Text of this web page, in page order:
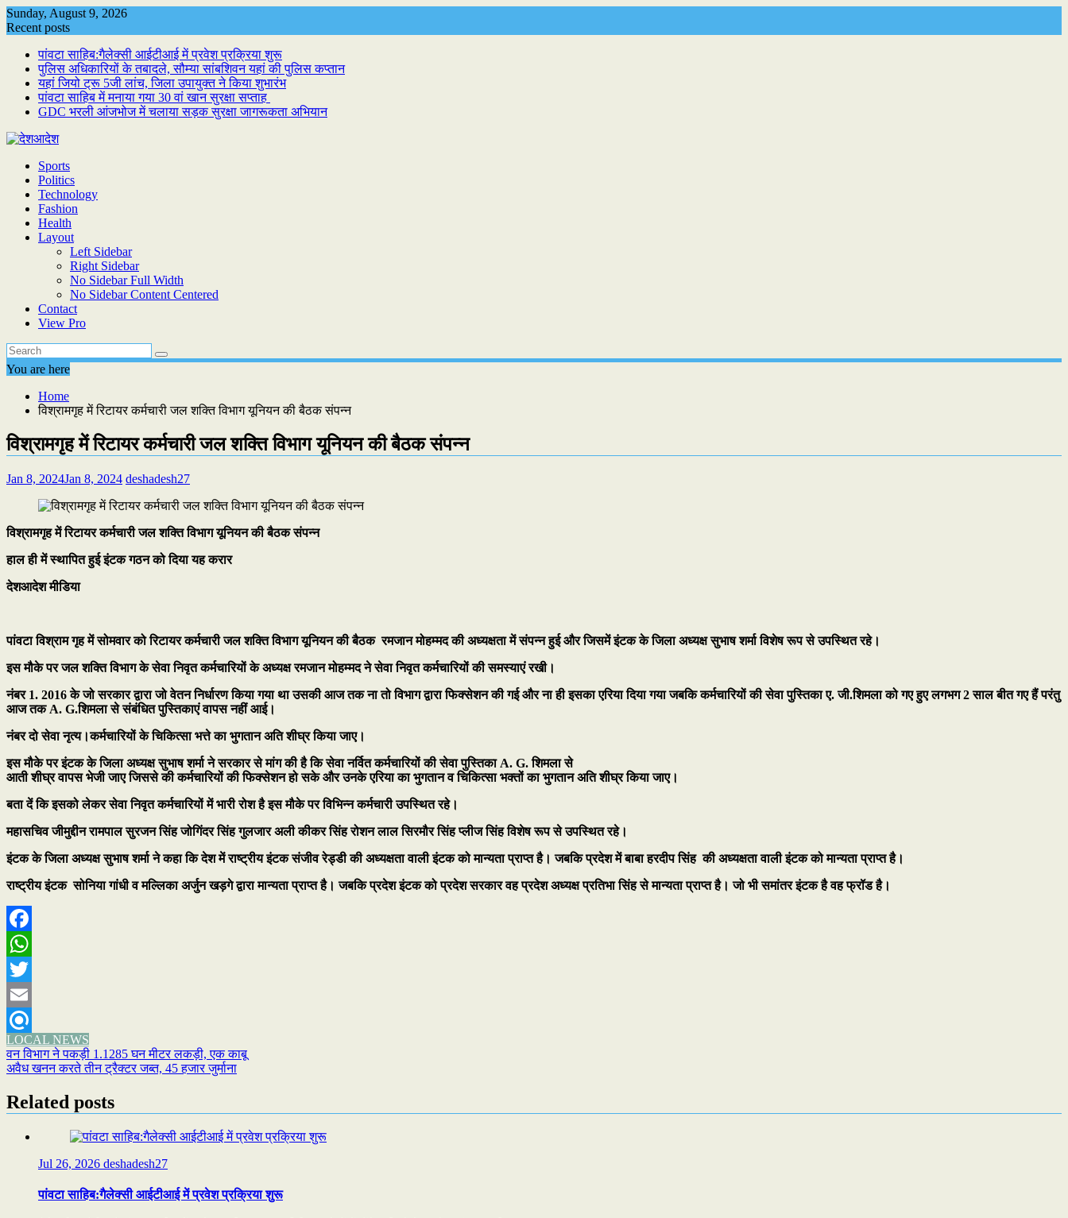
Skip
to
Sunday, August 9, 2026
Recent posts
पांवटा साहिब:गैलेक्सी आईटीआई में प्रवेश प्रक्रिया शुरू
पुलिस अधिकारियों के तबादले, सौम्या सांबशिवन यहां की पुलिस कप्तान
यहां जियो ट्रू 5जी लांच, जिला उपायुक्त ने किया शुभारंभ
पांवटा साहिब में मनाया गया 30 वां खान सुरक्षा सप्ताह
GDC भरली आंजभोज में चलाया सड़क सुरक्षा जागरूकता अभियान
Sports
Politics
Technology
Fashion
Health
Layout
Left Sidebar
Right Sidebar
No Sidebar Full Width
No Sidebar Content Centered
Contact
View Pro
You are here
Home
विश्रामगृह में रिटायर कर्मचारी जल शक्ति विभाग यूनियन की बैठक संपन्न
विश्रामगृह में रिटायर कर्मचारी जल शक्ति विभाग यूनियन की बैठक संपन्न
Jan 8, 2024Jan 8, 2024 deshadesh27
विश्रामगृह में रिटायर कर्मचारी जल शक्ति विभाग यूनियन की बैठक संपन्न
हाल ही में स्थापित हुई इंटक गठन को दिया यह करार
देशआदेश मीडिया
पांवटा विश्राम गृह में सोमवार को रिटायर कर्मचारी जल शक्ति विभाग यूनियन की बैठक रमजान मोहम्मद की अध्यक्षता में संपन्न हुई और जिसमें इंटक के जिला अध्यक्ष सुभाष शर्मा विशेष रूप से उपस्थित रहे।
इस मौके पर जल शक्ति विभाग के सेवा निवृत कर्मचारियों के अध्यक्ष रमजान मोहम्मद ने सेवा निवृत कर्मचारियों की समस्याएं रखी।
नंबर 1. 2016 के जो सरकार द्वारा जो वेतन निर्धारण किया गया था उसकी आज तक ना तो विभाग द्वारा फिक्सेशन की गई और ना ही इसका एरिया दिया गया जबकि कर्मचारियों की सेवा पुस्तिका ए. जी.शिमला को गए हुए लगभग 2 साल बीत गए हैं परंतु
आज तक A. G.शिमला से संबंधित पुस्तिकाएं वापस नहीं आई।
नंबर दो सेवा नृत्य।कर्मचारियों के चिकित्सा भत्ते का भुगतान अति शीघ्र किया जाए।
इस मौके पर इंटक के जिला अध्यक्ष सुभाष शर्मा ने सरकार से मांग की है कि सेवा नर्वित कर्मचारियों की सेवा पुस्तिका A. G. शिमला से
आती शीघ्र वापस भेजी जाए जिससे की कर्मचारियों की फिक्सेशन हो सके और उनके एरिया का भुगतान व चिकित्सा भक्तों का भुगतान अति शीघ्र किया जाए।
बता दें कि इसको लेकर सेवा निवृत कर्मचारियों में भारी रोश है इस मौके पर विभिन्न कर्मचारी उपस्थित रहे।
महासचिव जीमुद्दीन रामपाल सुरजन सिंह जोगिंदर सिंह गुलजार अली कीकर सिंह रोशन लाल सिरमौर सिंह प्लीज सिंह विशेष रूप से उपस्थित रहे।
इंटक के जिला अध्यक्ष सुभाष शर्मा ने कहा कि देश में राष्ट्रीय इंटक संजीव रेड्डी की अध्यक्षता वाली इंटक को मान्यता प्राप्त है। जबकि प्रदेश में बाबा हरदीप सिंह की अध्यक्षता वाली इंटक को मान्यता प्राप्त है।
राष्ट्रीय इंटक सोनिया गांधी व मल्लिका अर्जुन खड़गे द्वारा मान्यता प्राप्त है। जबकि प्रदेश इंटक को प्रदेश सरकार वह प्रदेश अध्यक्ष प्रतिभा सिंह से मान्यता प्राप्त है। जो भी समांतर इंटक है वह फ्रॉड है।
Facebook
WhatsApp
Twitter
Email
Refind
LOCAL NEWS
Post
navigation
वन विभाग ने पकड़ी 1.1285 घन मीटर लकड़ी, एक काबू
अवैध खनन करते तीन ट्रैक्टर जब्त, 45 हजार जुर्माना
Related posts
Jul 26, 2026 deshadesh27
पांवटा साहिब:गैलेक्सी आईटीआई में प्रवेश प्रक्रिया शुरू